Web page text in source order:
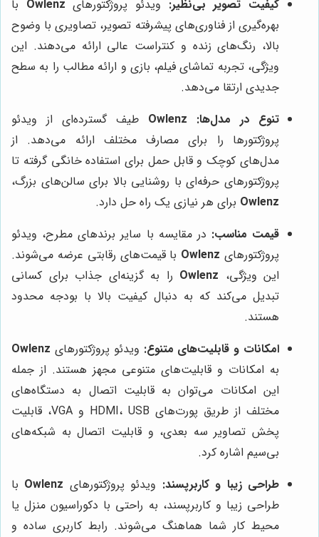
کیفیت تصویر بی‌نظیر: ویدئو پروژکتورهای Owlenz با
بهره‌گیری از فناوری‌های پیشرفته تصویر، تصاویری با وضوح
بالا، رنگ‌های زنده و کنتراست عالی ارائه می‌دهند. این
ویژگی، تجربه تماشای فیلم، بازی و ارائه مطالب را به سطح
جدیدی ارتقا می‌دهد.
تنوع در مدل‌ها: Owlenz طیف گسترده‌ای از ویدئو
پروژکتورها را برای مصارف مختلف ارائه می‌دهد. از
مدل‌های کوچک و قابل حمل برای استفاده خانگی گرفته تا
پروژکتورهای حرفه‌ای با روشنایی بالا برای سالن‌های بزرگ،
Owlenz برای هر نیازی یک راه حل دارد.
قیمت مناسب: در مقایسه با سایر برندهای مطرح، ویدئو
پروژکتورهای Owlenz با قیمت‌های رقابتی عرضه می‌شوند.
این ویژگی، Owlenz را به گزینه‌ای جذاب برای کسانی
تبدیل می‌کند که به دنبال کیفیت بالا با بودجه محدود
هستند.
امکانات و قابلیت‌های متنوع: ویدئو پروژکتورهای Owlenz
به امکانات و قابلیت‌های متنوعی مجهز هستند. از جمله
این امکانات می‌توان به قابلیت اتصال به دستگاه‌های
مختلف از طریق پورت‌های HDMI، USB و VGA، قابلیت
پخش تصاویر سه بعدی، و قابلیت اتصال به شبکه‌های
بی‌سیم اشاره کرد.
طراحی زیبا و کاربرپسند: ویدئو پروژکتورهای Owlenz با
طراحی زیبا و کاربرپسند، به راحتی با دکوراسیون منزل یا
محیط کار شما هماهنگ می‌شوند. رابط کاربری ساده و